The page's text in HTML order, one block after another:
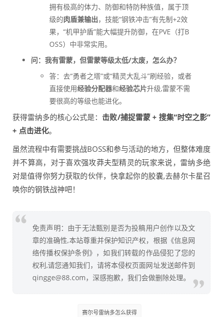
拥有极高的体力、防御和特防种族值，属于顶
级的肉盾兼输出，技能“钢铁冲击”有先制+2效
果，“机甲护盾”能大幅提升防御，在PVE（打B
OSS）中非常实用。
问：我有雷蒙，但雷蒙等级太低/太废，怎么办？
答：去“勇者之塔”或“精灵大乱斗”刷经验，或者
直接使用经验分配器和经验芯片升级,雷蒙不需
要很高的等级也能进化。
获得雷纳多的核心公式是： 击败/捕捉雷蒙 + 搜集“时空之影”
+ 点击进化。
虽然流程中有需要挑战BOSS和参与活动的地方，但整体难度
并不算高，对于喜欢强攻莽夫型精灵的玩家来说，雷纳多绝
对是值得你努力获取的伙伴，快拿起你的胶囊,去赫尔卡星召
唤你的钢铁战神吧！
免责声明：由于无法甄别是否为投稿用户创作以及文
章的准确性,本站尊重并保护知识产权，根据《信息网
络传播权保护条例》，如我们转载的作品侵犯了您的
权利,请您通知我们，请将本侵权页面网址发送邮件到
qingge@88.com，深感抱歉，我们会做删除处理。
赛尔号雷纳多怎么获得